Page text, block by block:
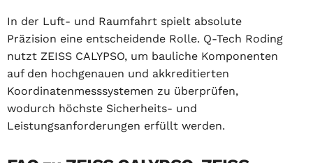
In der Luft- und Raumfahrt spielt absolute
Präzision eine entscheidende Rolle. Q-Tech Roding
nutzt ZEISS CALYPSO, um bauliche Komponenten
auf den hochgenauen und akkreditierten
Koordinatenmesssystemen zu überprüfen,
wodurch höchste Sicherheits- und
Leistungsanforderungen erfüllt werden.